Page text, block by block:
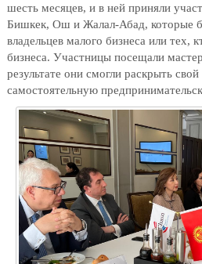
шесть месяцев, и в ней приняли
Бишкек, Ош и Жалал-Абад, которые
владельцев малого бизнеса или тех,
бизнеса. Участницы посещали
результате они смогли раскрыть
самостоятельную